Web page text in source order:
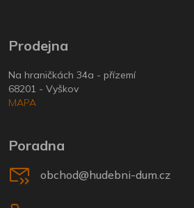
Prodejna
Na hraničkách 34a - přízemí
68201 - Vyškov
MAPA
Poradna
obchod@hudebni-dum.cz